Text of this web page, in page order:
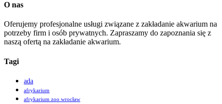
O nas
Oferujemy profesjonalne usługi związane z zakładanie akwarium na
potrzeby firm i osób prywatnych. Zapraszamy do zapoznania się z
naszą ofertą na zakładanie akwarium.
Tagi
ada
afrykarium
afrykarium zoo wrocław